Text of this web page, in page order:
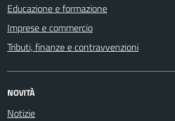
Educazione e formazione
Imprese e commercio
Tributi, finanze e contravvenzioni
NOVITÀ
Notizie